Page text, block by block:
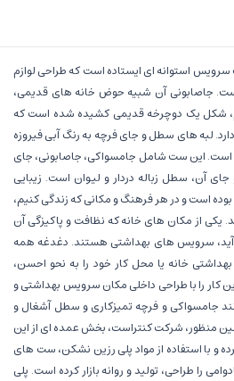
بهداشتی کد 1122 یک سرویس استوانه ای ایستاده است که طراحی لوازم
جاصابونی آن شبیه حوض خانه های قدیمی،
شکل یک دوچرخه قدیمی کشیده شده است که
لبه های سطل و جای فرچه به رنگ آبی فیروزه
است. این ست شامل جامسواکی، جاصابونی، جای
آن، سطل زباله دردار و لیوان است. زیبایی
است و در هر فرهنگ و مکانی که زندگی کنیم،
یکی از مکان های خانه که نظافت و پاکیزگی آن
سرویس های بهداشتی هستند. دغدغه همه
خانه یا محل کار خود را به نحو احسن،
کار را با طراحی داخلی مکان سرویس بهداشتی و
جامسواکی و فرچه تمیزکاری و سطل آشغال و
منظور، شرکت کنتراست، بخش عمده ای از این
و با استفاده از مواد پلی رزین نشکن، ست های
را طراحی، تولید و روانه بازار کرده است. پلی